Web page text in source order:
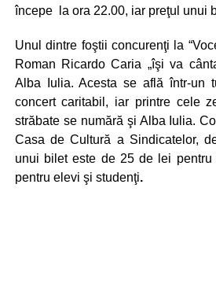
începe la ora 22.00, iar preţul unui
Unul dintre foştii concurenţi la
Roman Ricardo Caria „îşi va
Alba Iulia. Acesta se află într-un
concert caritabil, iar printre cele
străbate se numără şi Alba Iulia.
Casa de Cultură a Sindicatelor,
unui bilet este de 25 de lei
pentru elevi şi studenţi.